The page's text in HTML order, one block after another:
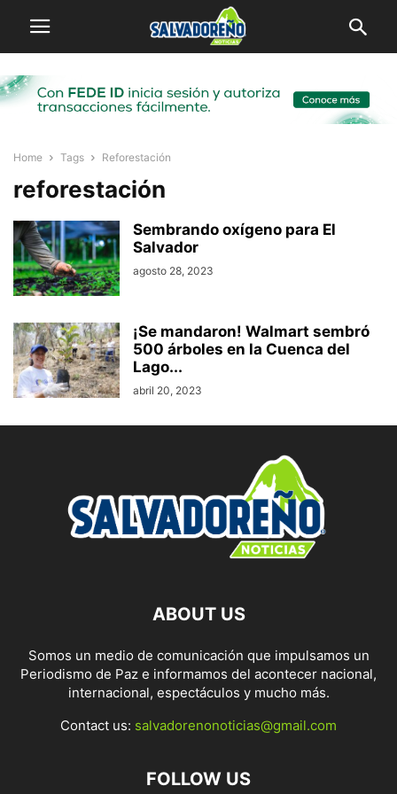
Home Tags Reforestación
reforestación
Sembrando oxígeno para El
Salvador
agosto 28, 2023
¡Se mandaron! Walmart sembró
500 árboles en la Cuenca del
Lago...
abril 20, 2023
ABOUT US
Somos un medio de comunicación que impulsamos un
Periodismo de Paz e informamos del acontecer nacional,
internacional, espectáculos y mucho más.
Contact us: salvadorenonoticias@gmail.com
FOLLOW US